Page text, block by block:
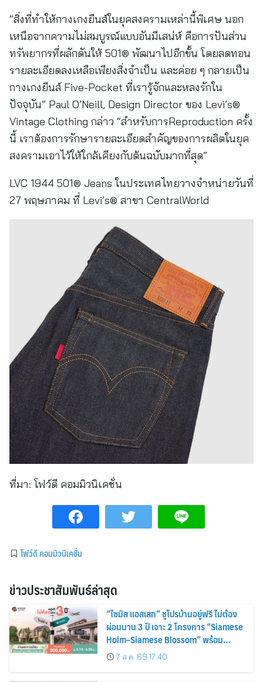
“สิ่งที่ทำให้กางเกงยีนส์ในยุคสงครามเหล่านี้พิเศษ นอก
เหนือจากความไม่สมบูรณ์แบบอันมีเสน่ห์ คือการปันส่วน
ทรัพยากรที่ผลักดันให้ 501® พัฒนาไปอีกขั้น โดยลดทอน
รายละเอียดลงเหลือเพียงสิ่งจำเป็น และค่อย ๆ กลายเป็น
กางเกงยีนส์ Five-Pocket ที่เรารู้จักและหลงรักใน
ปัจจุบัน” Paul O’Neill, Design Director ของ Levi’s®
Vintage Clothing กล่าว “สำหรับการReproduction ครั้ง
นี้ เราต้องการรักษารายละเอียดสำคัญของการผลิตในยุค
สงครามเอาไว้ให้ใกล้เคียงกับต้นฉบับมากที่สุด”
LVC 1944 501® Jeans ในประเทศไทยวางจำหน่ายวันที่
27 พฤษภาคม ที่ Levi’s® สาขา CentralWorld
ที่มา: โฟว์ดี คอมมิวนิเคชั่น
โฟว์ดี คอมมิวนิเคชั่น
ข่าวประชาสัมพันธ์ล่าสุด
“ไซมิส แอสเสท” ชูโปรบ้านอยู่ฟรี ไม่ต้อง
ผ่อนนาน 3 ปี เจาะ 2 โครงการ “Siamese
Holm–Siamese Blossom” พร้อม
ส่วนลดและสิทธิพิเศษถึง 31 สิงหาคม
2569
7 ส.ค. 69 17:40